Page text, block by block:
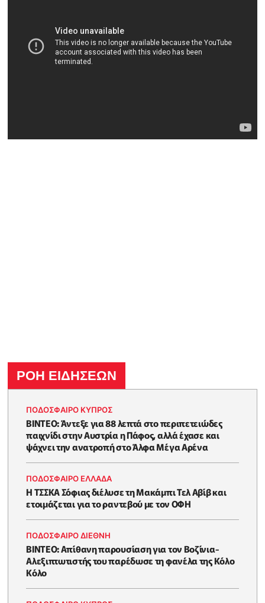
ΡΟΗ ΕΙΔΗΣΕΩΝ
ΠΟΔΟΣΦΑΙΡΟ ΚΥΠΡΟΣ
ΒΙΝΤΕΟ: Άντεξε για 88 λεπτά στο περιπετειώδες
παιχνίδι στην Αυστρία η Πάφος, αλλά έχασε και
ψάχνει την ανατροπή στο Άλφα Μέγα Αρένα
ΠΟΔΟΣΦΑΙΡΟ ΕΛΛΑΔΑ
Η ΤΣΣΚΑ Σόφιας διέλυσε τη Μακάμπι Τελ Αβίβ και
ετοιμάζεται για το ραντεβού με τον ΟΦΗ
ΠΟΔΟΣΦΑΙΡΟ ΔΙΕΘΝΗ
ΒΙΝΤΕΟ: Απίθανη παρουσίαση για τον Βοζίνια-
Αλεξιπτωτιστής του παρέδωσε τη φανέλα της Κόλο
Κόλο